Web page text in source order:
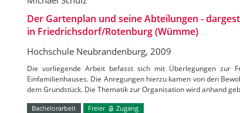
Der Gartenplan und seine Abteilungen -
in Friedrichsdorf/Rotenburg (Wümme)
Hochschule Neubrandenburg, 2009
Die vorliegende Arbeit befasst sich mit Überlegungen zur
Einfamilienhauses. Die Anregungen hierzu kamen von den
dem Grundstück. Die Thematik zur Organisation wird anhand
Bachelorarbeit Freier Zugang